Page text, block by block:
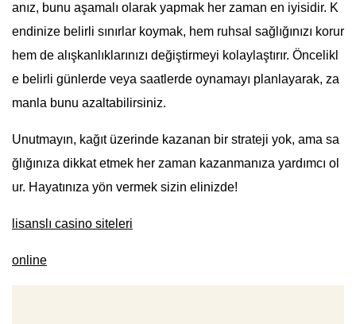
anız, bunu aşamalı olarak yapmak her zaman en iyisidir. K
endinize belirli sınırlar koymak, hem ruhsal sağlığınızı korur
hem de alışkanlıklarınızı değiştirmeyi kolaylaştırır. Öncelikl
e belirli günlerde veya saatlerde oynamayı planlayarak, za
manla bunu azaltabilirsiniz.
Unutmayın, kağıt üzerinde kazanan bir strateji yok, ama sa
ğlığınıza dikkat etmek her zaman kazanmanıza yardımcı ol
ur. Hayatınıza yön vermek sizin elinizde!
lisanslı casino siteleri
online